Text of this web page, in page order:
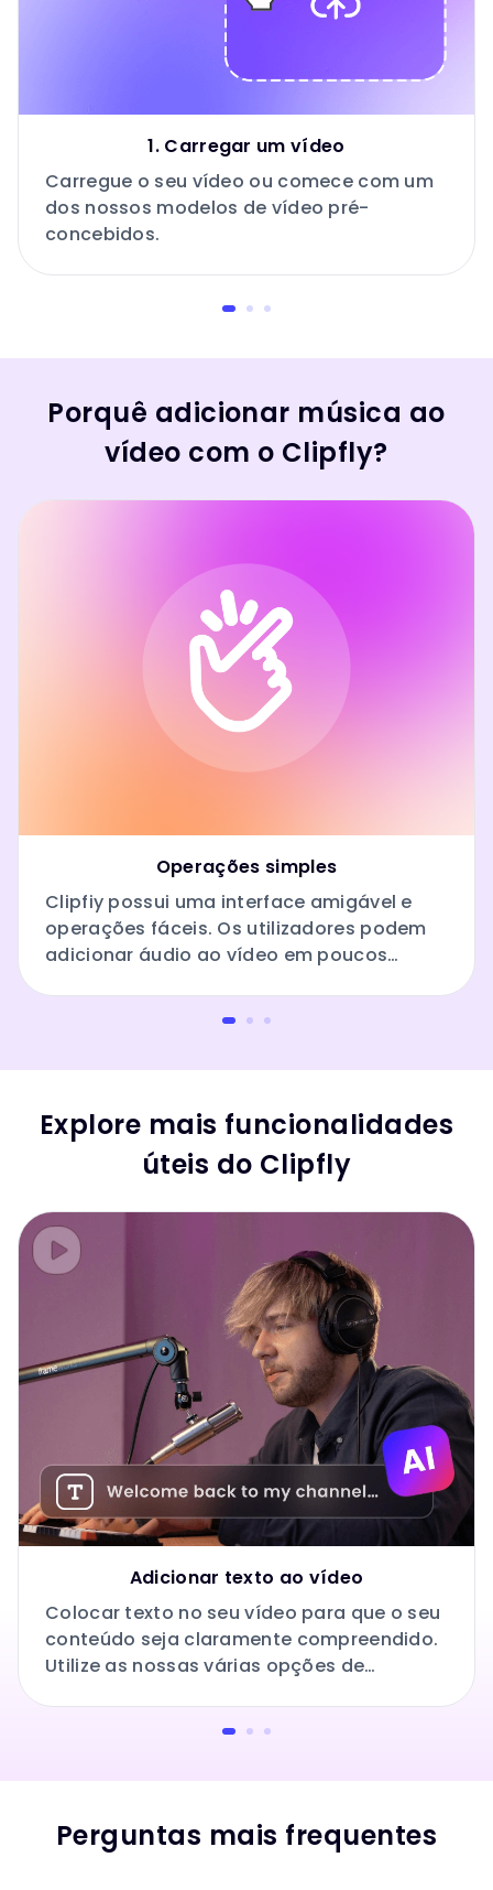
1. Carregar um vídeo
Carregue o seu vídeo ou comece com um
dos nossos modelos de vídeo pré-
concebidos.
Porquê adicionar música ao
vídeo com o Clipfly?
Operações simples
Clipfiy possui uma interface amigável e
operações fáceis. Os utilizadores podem
adicionar áudio ao vídeo em poucos
Explore mais funcionalidades
úteis do Clipfly
Adicionar texto ao vídeo
Colocar texto no seu vídeo para que o seu
conteúdo seja claramente compreendido.
Utilize as nossas várias opções de
Perguntas mais frequentes